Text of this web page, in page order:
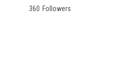
360 Followers